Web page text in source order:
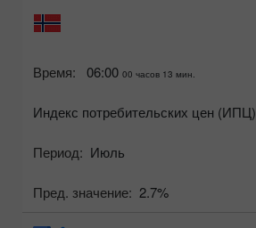
Время: 06:00 00 часов 13 мин.
Индекс потребительских цен (ИПЦ)
Период: Июль
Пред. значение: 2.7%